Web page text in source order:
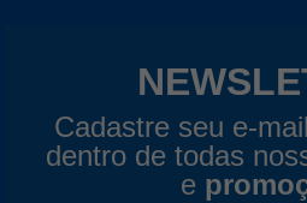
Cadastre seu e-
dentro de todas
e